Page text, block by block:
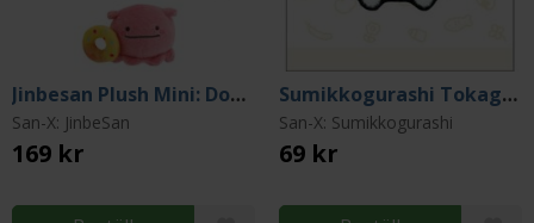
Jinbesan Plush Mini: Donut Island (Blind Pack)
San-X: JinbeSan
169 kr
Sumikkogurashi Tokage Patch
San-X: Sumikkogurashi
69 kr